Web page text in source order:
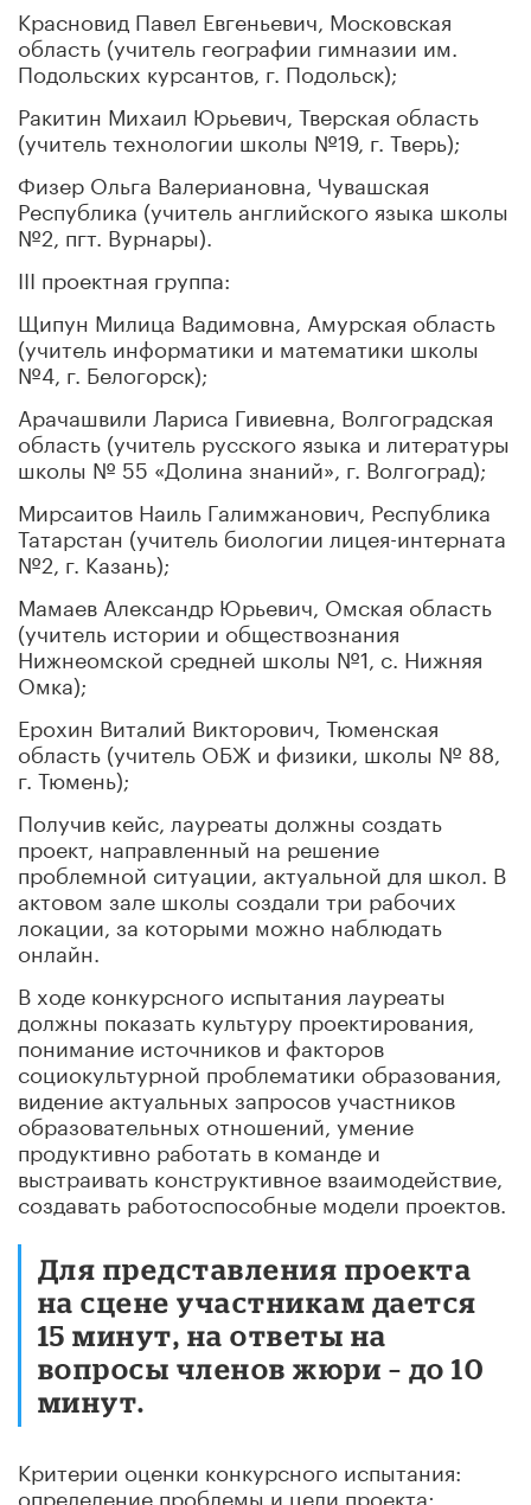
Красновид Павел Евгеньевич, Московская
область (учитель географии гимназии им.
Подольских курсантов, г. Подольск);
Ракитин Михаил Юрьевич, Тверская область
(учитель технологии школы №19, г. Тверь);
Физер Ольга Валериановна, Чувашская
Республика (учитель английского языка школы
№2, пгт. Вурнары).
III проектная группа:
Щипун Милица Вадимовна, Амурская область
(учитель информатики и математики школы
№4, г. Белогорск);
Арачашвили Лариса Гивиевна, Волгоградская
область (учитель русского языка и литературы
школы № 55 «Долина знаний», г. Волгоград);
Мирсаитов Наиль Галимжанович, Республика
Татарстан (учитель биологии лицея-интерната
№2, г. Казань);
Мамаев Александр Юрьевич, Омская область
(учитель истории и обществознания
Нижнеомской средней школы №1, с. Нижняя
Омка);
Ерохин Виталий Викторович, Тюменская
область (учитель ОБЖ и физики, школы № 88,
г. Тюмень);
Получив кейс, лауреаты должны создать
проект, направленный на решение
проблемной ситуации, актуальной для школ. В
актовом зале школы создали три рабочих
локации, за которыми можно наблюдать
онлайн.
В ходе конкурсного испытания лауреаты
должны показать культуру проектирования,
понимание источников и факторов
социокультурной проблематики образования,
видение актуальных запросов участников
образовательных отношений, умение
продуктивно работать в команде и
выстраивать конструктивное взаимодействие,
создавать работоспособные модели проектов.
Для представления проекта
на сцене участникам дается
15 минут, на ответы на
вопросы членов жюри – до 10
минут.
Критерии оценки конкурсного испытания:
определение проблемы и цели проекта;